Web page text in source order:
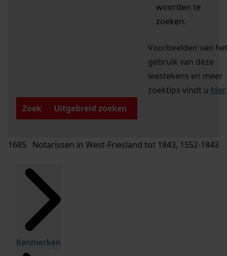
woorden te
zoeken.
Voorbeelden van
gebruik van deze
leestekens en meer
zoektips vindt u hier.
Zoek
Uitgebreid zoeken
1685 Notarissen in West-Friesland tot 1843, 1552-1843
Kenmerken